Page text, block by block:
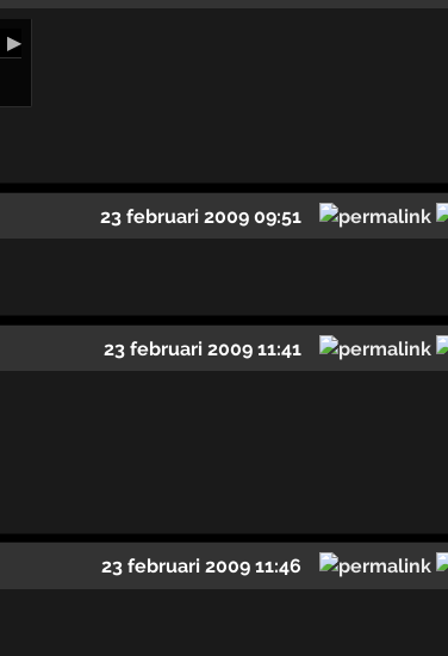
▶
23 februari 2009 09:51
23 februari 2009 11:41
23 februari 2009 11:46